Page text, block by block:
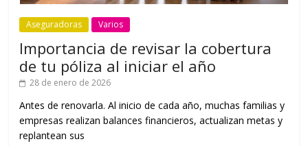
Aseguradoras Varios
Importancia de revisar la cobertura
de tu póliza al iniciar el año
28 de enero de 2026
Antes de renovarla. Al inicio de cada año, muchas familias y
empresas realizan balances financieros, actualizan metas y
replantean sus